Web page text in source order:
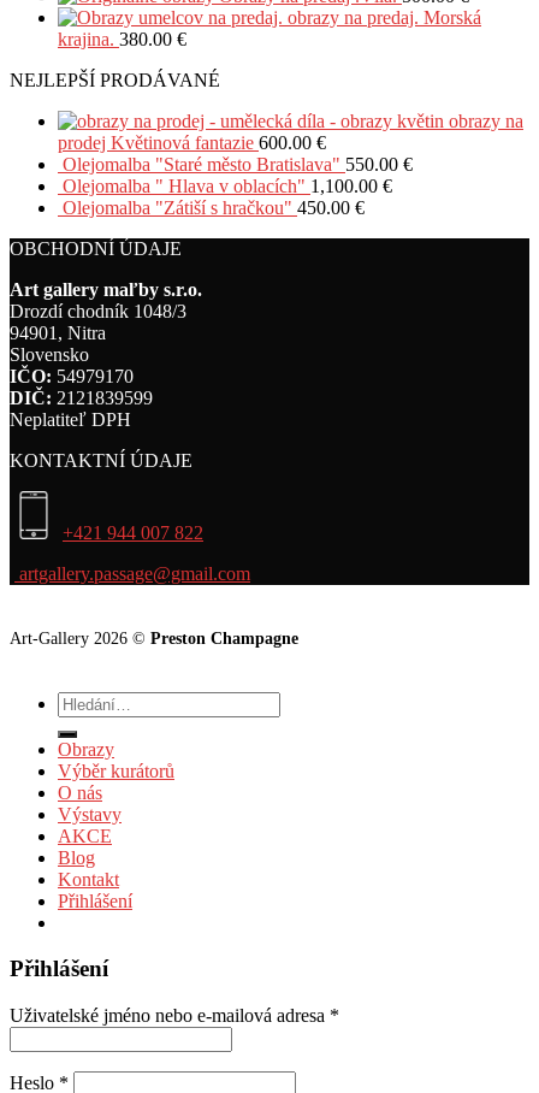
obrazy na predaj. Morská
krajina. 380.00 €
NEJLEPŠÍ PRODÁVANÉ
obrazy na
prodej Květinová fantazie 600.00 €
Olejomalba "Staré město Bratislava" 550.00 €
Olejomalba " Hlava v oblacích" 1,100.00 €
Olejomalba "Zátiší s hračkou" 450.00 €
OBCHODNÍ ÚDAJE
Art gallery maľby s.r.o.
Drozdí chodník 1048/3
94901, Nitra
Slovensko
IČO: 54979170
DIČ: 2121839599
Neplatiteľ DPH
KONTAKTNÍ ÚDAJE
+421 944 007 822
artgallery.passage@gmail.com
Art-Gallery 2026 © Preston Champagne
Hledat:
Obrazy
Výběr kurátorů
O nás
Výstavy
AKCE
Blog
Kontakt
Přihlášení
Přihlášení
Uživatelské jméno nebo e-mailová adresa *
Heslo *